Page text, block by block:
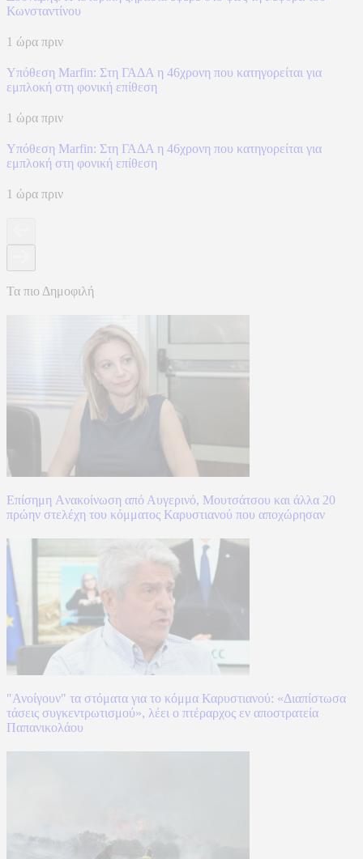
Κωνσταντίνου
1 ώρα πριν
Υπόθεση Marfin: Στη ΓΑΔΑ η 46χρονη που κατηγορείται για
εμπλοκή στη φονική επίθεση
1 ώρα πριν
Υπόθεση Marfin: Στη ΓΑΔΑ η 46χρονη που κατηγορείται για
εμπλοκή στη φονική επίθεση
1 ώρα πριν
Τα πιο Δημοφιλή
Επίσημη Aνακοίνωση από Αυγερινό, Μουτσάτσου και άλλα 20
πρώην στελέχη του κόμματος Καρυστιανού που αποχώρησαν
"Ανοίγουν" τα στόματα για το κόμμα Καρυστιανού: «Διαπίστωσα
τάσεις συγκεντρωτισμού», λέει ο πτέραρχος εν αποστρατεία
Παπανικολάου